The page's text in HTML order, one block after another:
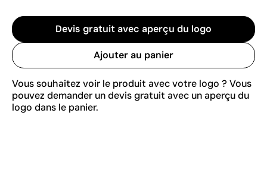
Devis gratuit avec aperçu du logo
Ajouter au panier
Vous souhaitez voir le produit avec votre logo ? Vous
pouvez demander un devis gratuit avec un aperçu du
logo dans le panier.